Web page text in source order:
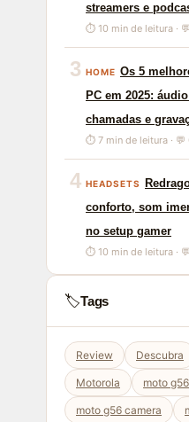
streamers e
⏱ 10 min de leitura ·
3 HOME Os 5
PC em 2025:
chamadas e
⏱ 7 min de leitura · 💬
4 HEADSETS
conforto, som
no setup gamer
⏱ 10 min de leitura ·
🏷️Tags
Review Descubra
Motorola moto
moto g56 camera